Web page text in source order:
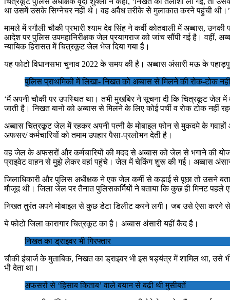
था उसमें उसके सिग्नेचर नहीं थे। वह अवैध तरीके से मुलाकात करने पहुंची थी।’
मामले में रगौली चौकी प्रभारी श्याम देव सिंह ने कर्वी कोतवाली में अब्बास,
आदेश पर पुलिस उपमहानिरीक्षक जेल प्रयागराज को जांच सौंपी गई है। वहीं,
न्यायिक हिरासत में चित्रकूट जेल भेज दिया गया है।
यह फोटो विधानसभा चुनाव 2022 के समय की है। अब्बास अंसारी मऊ के
पुलिस प्राथमिकी में लिखा- निखत को अब्बास से मिलने की रोक-टोक नहीं
‘मैं अपनी चौकी पर उपस्थित था। तभी मुखबिर ने सूचना दी कि चित्रकूट जेल
जाती है। निखत बानो को अब्बास से मिलने के लिए कोई पर्ची व रोक टोक नहीं
अब्बास चित्रकूट जेल में रहकर अपनी पत्नी के मोबाइल फोन से मुकदमे के
अफसर/ कर्मचारियों को तमाम उपहार पैसा-प्रलोभन देती है।
वह जेल के अफसरों और कर्मचारियों की मदद से अब्बास को जेल से भगाने की
प्राइवेट वाहन से मुझे लेकर वहां पहुंचे। जेल में चेकिंग शुरू की गई। अब्बास
जिलाधिकारी और पुलिस अधीक्षक ने एक जेल कर्मी से कड़ाई से पूछा तो उसने
मौजूद थी। जिला जेल पर तैनात पुलिसकर्मियों ने बताया कि कुछ ही मिनट
निखत तुरंत अपने मोबाइल से कुछ डेटा डिलीट करने लगी। जब उसे ऐसा करने से
ये फोटो जिला कारागार चित्रकूट का है। अब्बास अंसारी यहीं कैद है।
निखत का ड्राइवर भी गिरफ्तार
चौकी इंचार्ज के मुताबिक, निखत का ड्राइवर भी इस षड्यंत्र में शामिल था,
भी देता था।
अफसरों से ‘हिसाब किताब’ वाले बयान से बढ़ी थी मुसीबतें